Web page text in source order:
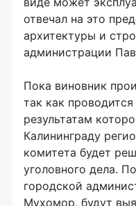
отвечал на это
архитектуры и
администрации
Пока виновник
так как
результатам
Калининграду
комитета будет
уголовного дела.
городской
Мухомор, будут